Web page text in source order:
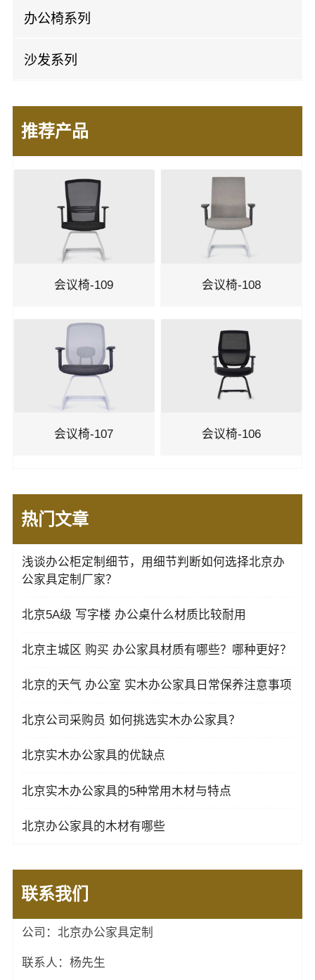
板式文件柜
实木会议桌
板式会议桌
办公椅系列
老板椅
会议椅
洽谈椅
机场椅
剧院椅
沙发系列
办公布沙发
推荐产品
会议椅-109 会议椅-108
会议椅-107 会议椅-106
热门文章
浅谈办公柜定制细节，用细节判断如何选择北京办
公家具定制厂家？
北京5A级 写字楼 办公桌什么材质比较耐用
北京主城区 购买 办公家具材质有哪些？哪种更好？
北京的天气 办公室 实木办公家具日常保养注意事项
北京公司采购员 如何挑选实木办公家具？
北京实木办公家具的优缺点
北京实木办公家具的5种常用木材与特点
北京办公家具的木材有哪些
联系我们
公司：北京办公家具定制
联系人：杨先生